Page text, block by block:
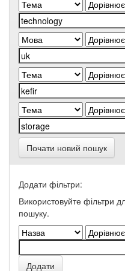
Почати новий пошук
Додати фільтри:
Використовуйте фільтри
пошуку.